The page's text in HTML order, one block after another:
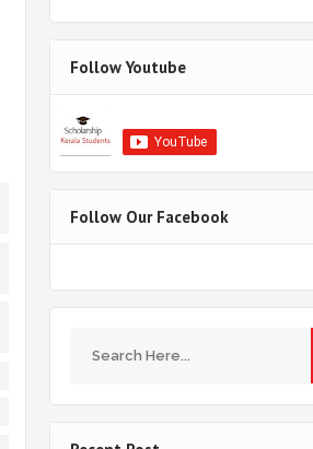
Follow Youtube
Follow Our Facebook